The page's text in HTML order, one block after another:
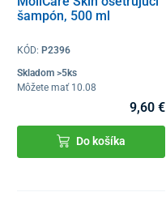
šampón, 500 ml
KÓD: P2396
Skladom >5ks
Môžete mať 10.08
9,60 €
Do košíka